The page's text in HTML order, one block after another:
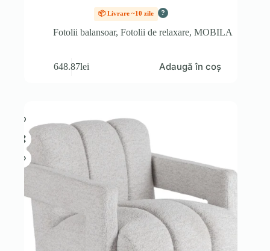
📦 Livrare ~10 zile ?
Fotolii balansoar,Fotolii de relaxare,MOBILA
648.87lei Adaugă în coș